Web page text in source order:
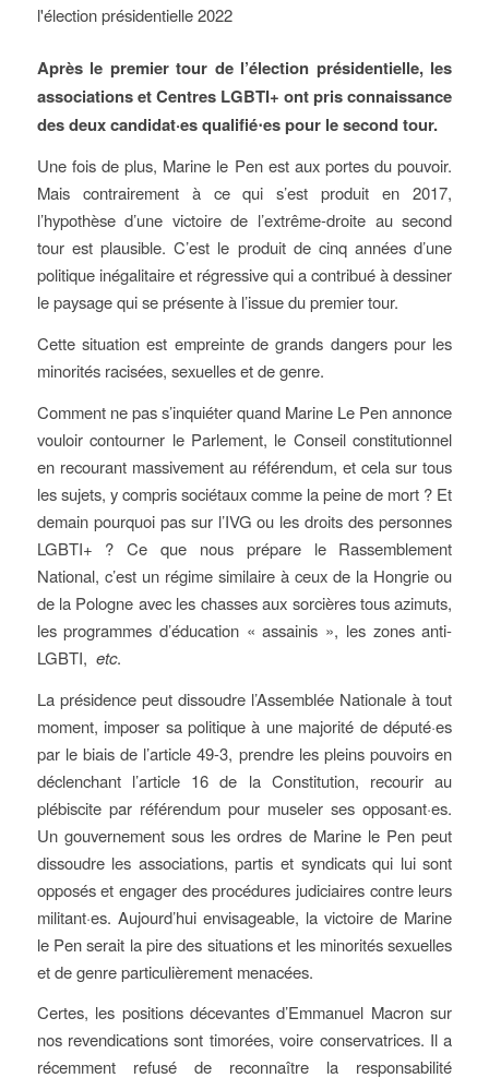
Après le premier tour de l’élection présidentielle, les
associations et Centres LGBTI+ ont pris connaissance
des deux candidat·es qualifié⋅es pour le second tour.
Une fois de plus, Marine le Pen est aux portes du pouvoir.
Mais contrairement à ce qui s’est produit en 2017,
l’hypothèse d’une victoire de l’extrême-droite au second
tour est plausible. C’est le produit de cinq années d’une
politique inégalitaire et régressive qui a contribué à dessiner
le paysage qui se présente à l’issue du premier tour.
Cette situation est empreinte de grands dangers pour les
minorités racisées, sexuelles et de genre.
Comment ne pas s’inquiéter quand Marine Le Pen annonce
vouloir contourner le Parlement, le Conseil constitutionnel
en recourant massivement au référendum, et cela sur tous
les sujets, y compris sociétaux comme la peine de mort ? Et
demain pourquoi pas sur l’IVG ou les droits des personnes
LGBTI+ ? Ce que nous prépare le Rassemblement
National, c’est un régime similaire à ceux de la Hongrie ou
de la Pologne avec les chasses aux sorcières tous azimuts,
les programmes d’éducation « assainis », les zones anti-
LGBTI, etc.
La présidence peut dissoudre l’Assemblée Nationale à tout
moment, imposer sa politique à une majorité de député·es
par le biais de l’article 49-3, prendre les pleins pouvoirs en
déclenchant l’article 16 de la Constitution, recourir au
plébiscite par référendum pour museler ses opposant·es.
Un gouvernement sous les ordres de Marine le Pen peut
dissoudre les associations, partis et syndicats qui lui sont
opposés et engager des procédures judiciaires contre leurs
militant·es. Aujourd’hui envisageable, la victoire de Marine
le Pen serait la pire des situations et les minorités sexuelles
et de genre particulièrement menacées.
Certes, les positions décevantes d’Emmanuel Macron sur
nos revendications sont timorées, voire conservatrices. Il a
récemment refusé de reconnaître la responsabilité